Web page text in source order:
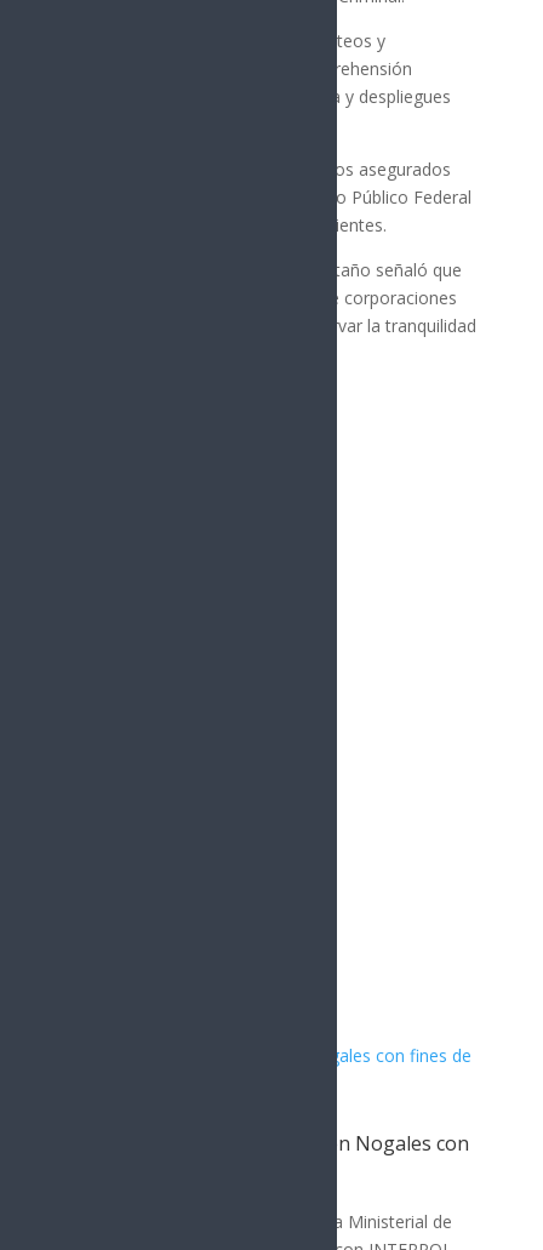
Las corporaciones ejecutaron 22 cateos y
cumplimentaron 111 órdenes de aprehensión
derivadas de trabajos de inteligencia y despliegues
Tanto los detenidos como los indicios asegurados
quedaron a disposición del Ministerio Público Federal
para las investigaciones correspondientes.
El gobernador Alfonso Durazo Montaño señaló que
continuará el trabajo conjunto entre corporaciones
para fortalecer la seguridad y preservar la tranquilidad
Capturan a presunto criminal en Nogales con
En un operativo conjunto, la Agencia Ministerial de